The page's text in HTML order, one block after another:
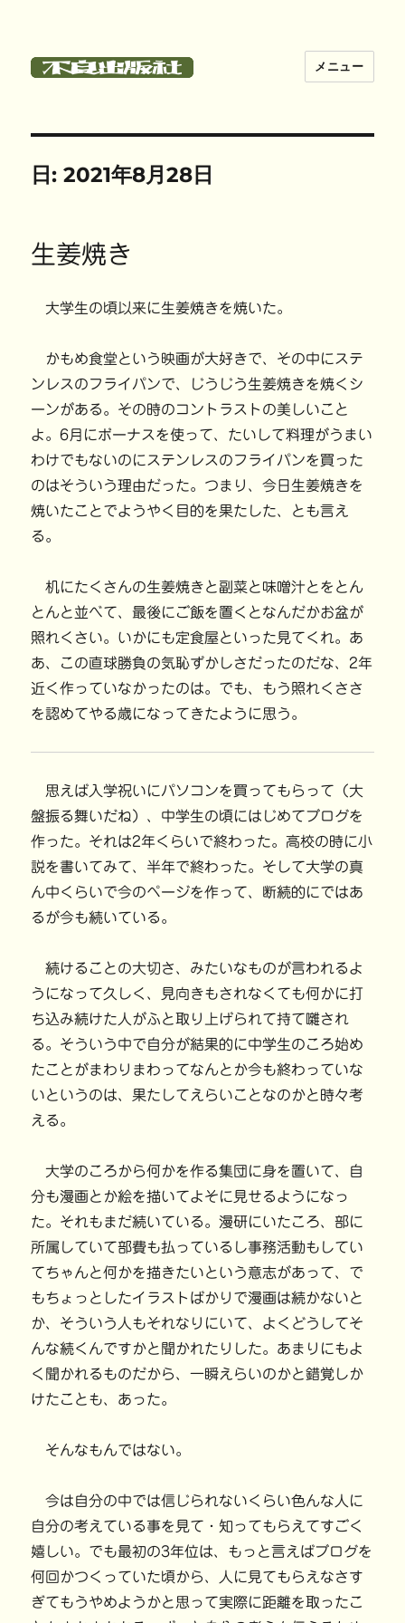
メニュー
日:2021年8月28日
生姜焼き
大学生の頃以来に生姜焼きを焼いた。
かもめ食堂という映画が大好きで、その中にステ
ンレスのフライパンで、じうじう生姜焼きを焼くシ
ーンがある。その時のコントラストの美しいこと
よ。6月にボーナスを使って、たいして料理がうまい
わけでもないのにステンレスのフライパンを買った
のはそういう理由だった。つまり、今日生姜焼きを
焼いたことでようやく目的を果たした、とも言え
る。
机にたくさんの生姜焼きと副菜と味噌汁とをとん
とんと並べて、最後にご飯を置くとなんだかお盆が
照れくさい。いかにも定食屋といった見てくれ。あ
あ、この直球勝負の気恥ずかしさだったのだな、2年
近く作っていなかったのは。でも、もう照れくささ
を認めてやる歳になってきたように思う。
思えば入学祝いにパソコンを買ってもらって（大
盤振る舞いだね）、中学生の頃にはじめてブログを
作った。それは2年くらいで終わった。高校の時に小
説を書いてみて、半年で終わった。そして大学の真
ん中くらいで今のページを作って、断続的にではあ
るが今も続いている。
続けることの大切さ、みたいなものが言われるよ
うになって久しく、見向きもされなくても何かに打
ち込み続けた人がふと取り上げられて持て囃され
る。そういう中で自分が結果的に中学生のころ始め
たことがまわりまわってなんとか今も終わっていな
いというのは、果たしてえらいことなのかと時々考
える。
大学のころから何かを作る集団に身を置いて、自
分も漫画とか絵を描いてよそに見せるようになっ
た。それもまだ続いている。漫研にいたころ、部に
所属していて部費も払っているし事務活動もしてい
てちゃんと何かを描きたいという意志があって、で
もちょっとしたイラストばかりで漫画は続かないと
か、そういう人もそれなりにいて、よくどうしてそ
んな続くんですかと聞かれたりした。あまりにもよ
く聞かれるものだから、一瞬えらいのかと錯覚しか
けたことも、あった。
そんなもんではない。
今は自分の中では信じられないくらい色んな人に
自分の考えている事を見て・知ってもらえてすごく
嬉しい。でも最初の3年位は、もっと言えばブログを
何回かつくっていた頃から、人に見てもらえなさす
ぎてもうやめようかと思って実際に距離を取ったこ